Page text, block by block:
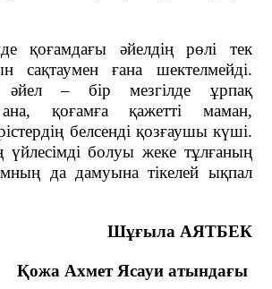
қоғамдағы әйелдің рөлі тек
сақтаумен ғана шектелмейді.
әйел – бір мезгілде ұрпақ
ана, қоғамға қажетті маман,
белсенді қозғаушы күші.
үйлесімді болуы жеке тұлғаның
да дамуына тікелей ықпал
Шұғыла АЯТБЕК
Қожа Ахмет Ясауи атындағы